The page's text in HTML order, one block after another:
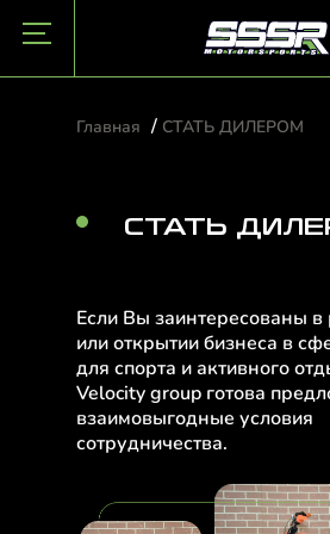
Главная / СТАТЬ ДИЛЕРОМ
СТАТЬ
Если Вы заинтересованы
или открытии бизнеса в
для спорта и активного
Velocity group готова
взаимовыгодные условия
сотрудничества.